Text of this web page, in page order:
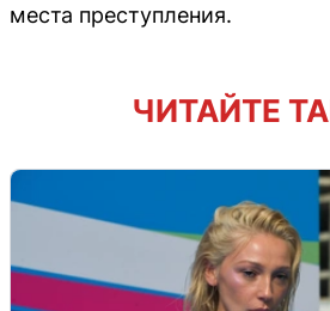
места преступления.
ЧИТАЙТЕ